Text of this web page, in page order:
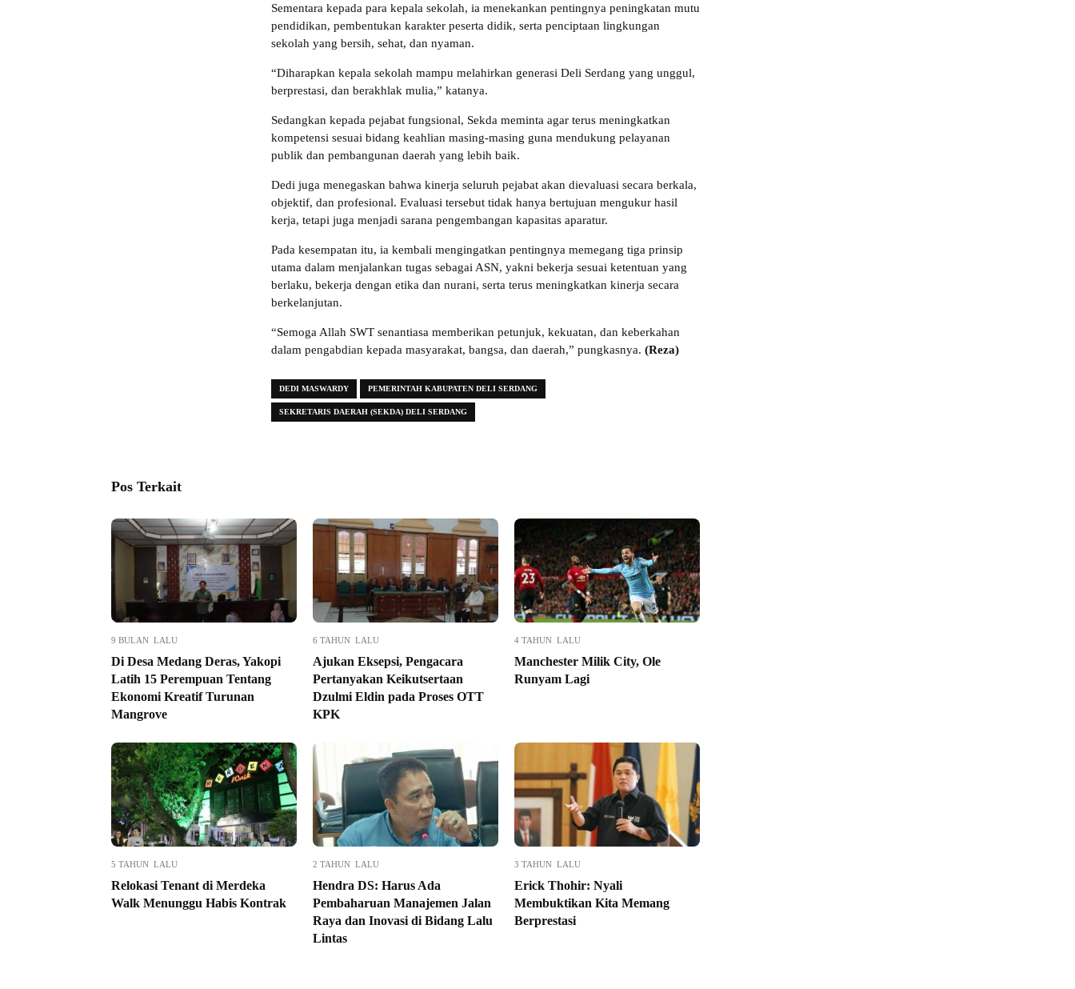
Sementara kepada para kepala sekolah, ia menekankan pentingnya peningkatan mutu
pendidikan, pembentukan karakter peserta didik, serta penciptaan lingkungan
sekolah yang bersih, sehat, dan nyaman.
“Diharapkan kepala sekolah mampu melahirkan generasi Deli Serdang yang unggul,
berprestasi, dan berakhlak mulia,” katanya.
Sedangkan kepada pejabat fungsional, Sekda meminta agar terus meningkatkan
kompetensi sesuai bidang keahlian masing-masing guna mendukung pelayanan
publik dan pembangunan daerah yang lebih baik.
Dedi juga menegaskan bahwa kinerja seluruh pejabat akan dievaluasi secara berkala,
objektif, dan profesional. Evaluasi tersebut tidak hanya bertujuan mengukur hasil
kerja, tetapi juga menjadi sarana pengembangan kapasitas aparatur.
Pada kesempatan itu, ia kembali mengingatkan pentingnya memegang tiga prinsip
utama dalam menjalankan tugas sebagai ASN, yakni bekerja sesuai ketentuan yang
berlaku, bekerja dengan etika dan nurani, serta terus meningkatkan kinerja secara
berkelanjutan.
“Semoga Allah SWT senantiasa memberikan petunjuk, kekuatan, dan keberkahan
dalam pengabdian kepada masyarakat, bangsa, dan daerah,” pungkasnya. (Reza)
DEDI MASWARDY PEMERINTAH KABUPATEN DELI SERDANG
SEKRETARIS DAERAH (SEKDA) DELI SERDANG
Pos Terkait
9 BULAN LALU
Di Desa Medang Deras, Yakopi
Latih 15 Perempuan Tentang
Ekonomi Kreatif Turunan
Mangrove
6 TAHUN LALU
Ajukan Eksepsi, Pengacara
Pertanyakan Keikutsertaan
Dzulmi Eldin pada Proses OTT
KPK
4 TAHUN LALU
Manchester Milik City, Ole
Runyam Lagi
5 TAHUN LALU
Relokasi Tenant di Merdeka
Walk Menunggu Habis Kontrak
2 TAHUN LALU
Hendra DS: Harus Ada
Pembaharuan Manajemen Jalan
Raya dan Inovasi di Bidang Lalu
Lintas
3 TAHUN LALU
Erick Thohir: Nyali
Membuktikan Kita Memang
Berprestasi